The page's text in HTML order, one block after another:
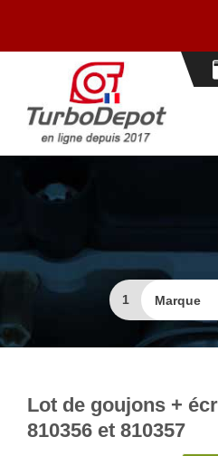
1
Lot de goujons +
810356 et 810357